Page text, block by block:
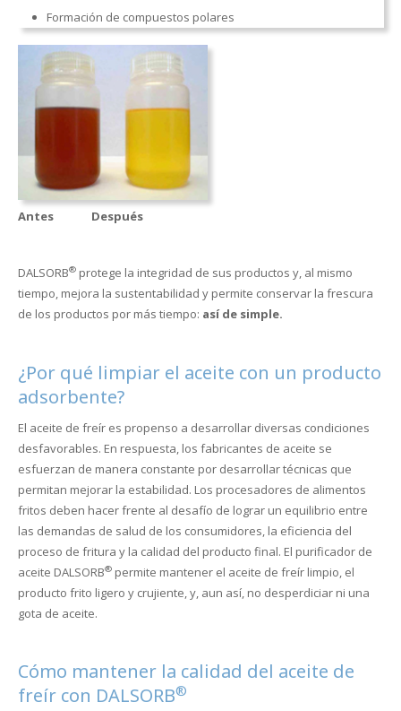
Formación de compuestos polares
Antes Después
DALSORB®protege la integridad de sus productos y, al mismo
tiempo, mejora la sustentabilidad y permite conservar la frescura
de los productos por más tiempo: así de simple.
¿Por qué limpiar el aceite con un producto
adsorbente?
El aceite de freír es propenso a desarrollar diversas condiciones
desfavorables. En respuesta, los fabricantes de aceite se
esfuerzan de manera constante por desarrollar técnicas que
permitan mejorar la estabilidad. Los procesadores de alimentos
fritos deben hacer frente al desafío de lograr un equilibrio entre
las demandas de salud de los consumidores, la eficiencia del
proceso de fritura y la calidad del producto final. El purificador de
aceite DALSORB®permite mantener el aceite de freír limpio, el
producto frito ligero y crujiente, y, aun así, no desperdiciar ni una
gota de aceite.
Cómo mantener la calidad del aceite de
freír con DALSORB®